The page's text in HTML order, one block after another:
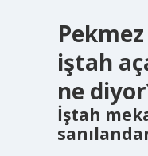
iştah
ne
İştah